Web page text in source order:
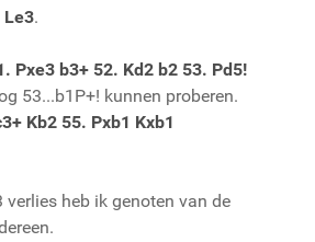
Le3.
Pxe3 b3+ 52. Kd2 b2 53. Pd5!
53...b1P+! kunnen proberen.
Kb2 55. Pxb1 Kxb1
verlies heb ik genoten van de